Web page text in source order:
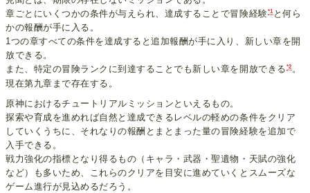
章ごとにいくつかの条件が与えられ、達成することで冒険経験*1と何ら
かの報酬が手に入る。
1つの章すべての条件を達成すると追加報酬が手に入り、新しい章を開
放できる。
また、特定の冒険ランクに到達することでも新しい章を開放できる *2。
現在第九章まで存在する。
原神におけるチュートリアルミッションといえるもの。
探索や育成を進めれば自然と達成できるレベルの軽めの条件をクリア
していくうちに、それなりの報酬とまとまった量の冒険経験を追加で
入手できる。
戦力強化の指標となり得るもの（キャラ・武器・聖遺物・天賦の強化
など）も多いため、これらのクリアを目安に進めていくとスムーズな
ゲーム進行が見込めるだろう。